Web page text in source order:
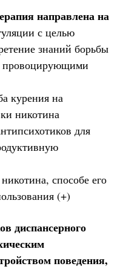
направлена на
с целью
знаний борьбы
провоцирующими
курения на
никотина
для
способе его
(+)
диспансерного
поведения,